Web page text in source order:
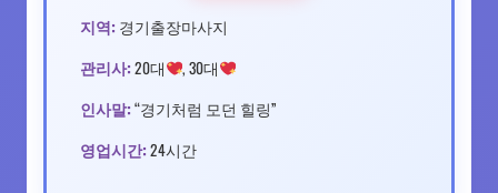
지역: 경기출장마사지
관리사: 20대 , 30대
인사말: “경기처럼 모던 힐링”
영업시간: 24시간